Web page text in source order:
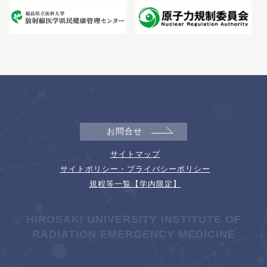
お問合せ
サイトマップ
サイトポリシー・プライバシーポリシー
規程等一覧【学内限定】
HIROSAKI UNIVERSITY INSTITUTE OF
RADIATION EMERGENCY MEDICINE